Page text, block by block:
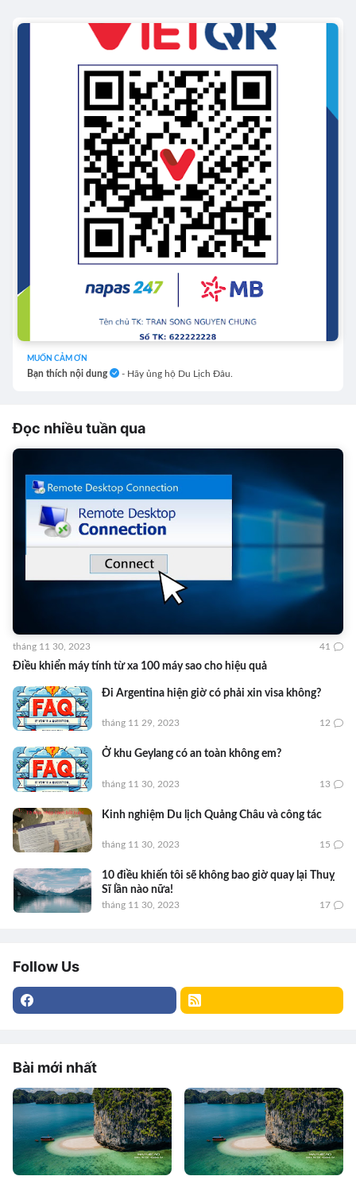
MUỐN CẢM ƠN
Bạn thích nội dung - Hãy ủng hộ Du Lịch Đâu.
Đọc nhiều tuần qua
Điều khiển máy tính từ xa 100 máy sao cho hiệu quả
tháng 11 30, 2023 41
Đi Argentina hiện giờ có phải xin visa không?
tháng 11 29, 2023 12
Ở khu Geylang có an toàn không em?
tháng 11 30, 2023 13
Kinh nghiệm Du lịch Quảng Châu và công tác
tháng 11 30, 2023 15
10 điều khiến tôi sẽ không bao giờ quay lại Thuỵ
Sĩ lần nào nữa!
tháng 11 30, 2023 17
Follow Us
Bài mới nhất